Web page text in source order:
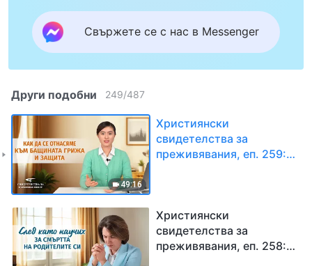
Свържете се с нас в Messenger
Други подобни 249/487
49:16
Християнски
свидетелства за
преживявания, еп. 259:
Християнски
свидетелства за
преживявания, еп. 258: